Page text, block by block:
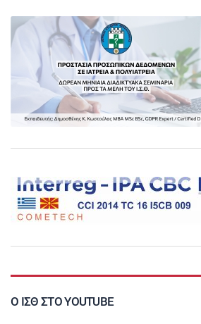
Ο ΙΣΘ ΣΤΟ YOUTUBE